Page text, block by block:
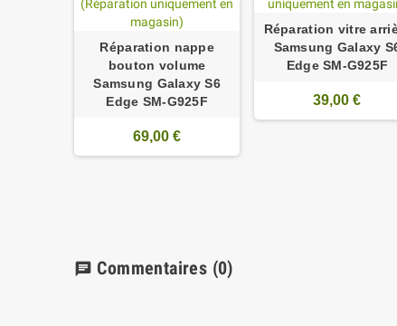
Réparation nappe
bouton volume
Samsung Galaxy S6
Edge SM-G925F
69,00 €
Réparation vitre
Samsung Galaxy
Edge SM-G925F
39,00 €
chat Commentaires (0)